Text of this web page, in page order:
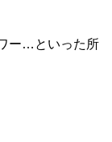
ー…といった所